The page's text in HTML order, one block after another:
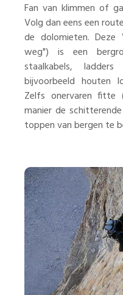
Fan van klimmen of
Volg dan eens een
de dolomieten. Deze
weg") is een
staalkabels,
bijvoorbeeld houten
Zelfs onervaren fitte
manier de
toppen van bergen te